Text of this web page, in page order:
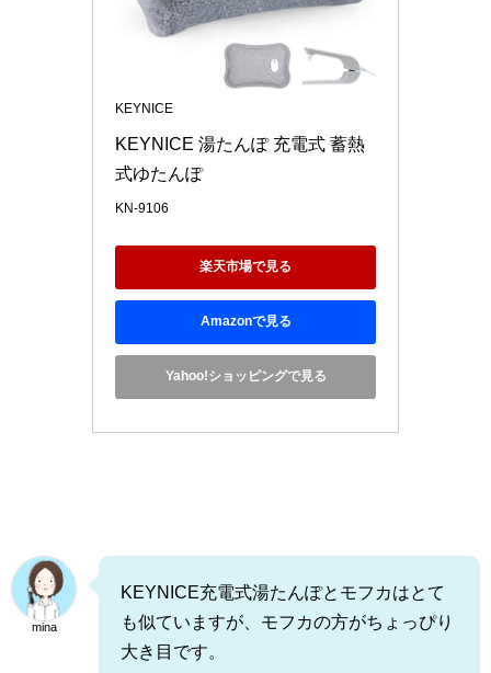
KEYNICE
KEYNICE 湯たんぽ 充電式 蓄熱
式ゆたんぽ
KN-9106
楽天市場で見る
Amazonで見る
Yahoo!ショッピングで見る
mina
KEYNICE充電式湯たんぽとモフカはとて
も似ていますが、モフカの方がちょっぴり
大き目です。